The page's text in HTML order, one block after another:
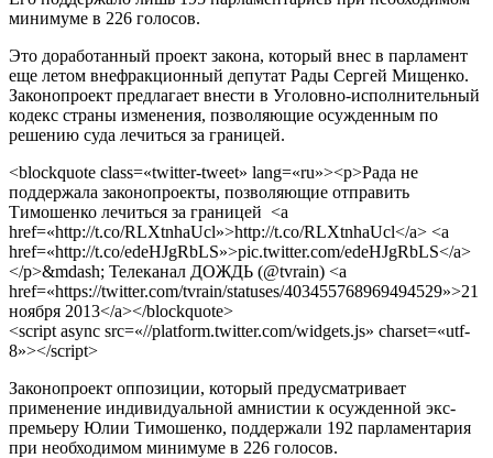
минимуме в 226 голосов.
Это доработанный проект закона, который внес в парламент
еще летом внефракционный депутат Рады Сергей Мищенко.
Законопроект предлагает внести в Уголовно-исполнительный
кодекс страны изменения, позволяющие осужденным по
решению суда лечиться за границей.
<blockquote class=«twitter-tweet» lang=«ru»><p>Рада не
поддержала законопроекты, позволяющие отправить
Тимошенко лечиться за границей <a
href=«http://t.co/RLXtnhaUcl»>http://t.co/RLXtnhaUcl</a> <a
href=«http://t.co/edeHJgRbLS»>pic.twitter.com/edeHJgRbLS</a>
</p>&mdash; Телеканал ДОЖДЬ (@tvrain) <a
href=«https://twitter.com/tvrain/statuses/403455768969494529»>21
ноября 2013</a></blockquote>
<script async src=«//platform.twitter.com/widgets.js» charset=«utf-
8»></script>
Законопроект оппозиции, который предусматривает
применение индивидуальной амнистии к осужденной экс-
премьеру Юлии Тимошенко, поддержали 192 парламентария
при необходимом минимуме в 226 голосов.